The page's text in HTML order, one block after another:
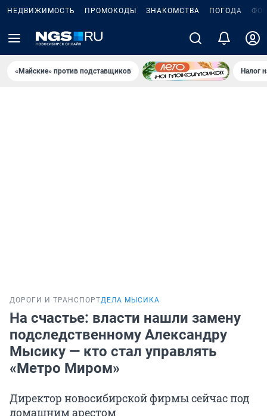
НЕДВИЖИМОСТЬ ПРОМОКОДЫ ЗНАКОМСТВА ПОГОДА
«Майские» против подставщиков Налог
ДОРОГИ И ТРАНСПОРТДЕЛА МЫСИКА
На счастье: власти нашли замену
подследственному Александру
Мысику — кто стал управлять
«Метро Миром»
Директор новосибирской фирмы сейчас под
домашним арестом